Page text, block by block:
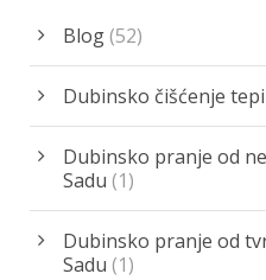
Blog(52)
Dubinsko čišćenje
Dubinsko pranje od
Sadu (1)
Dubinsko pranje od
Sadu (1)